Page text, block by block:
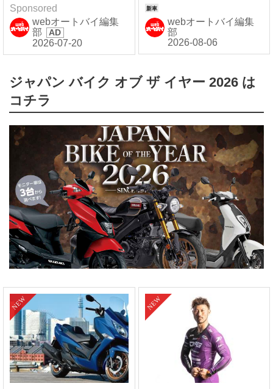
Sponsored
webオートバイ編集
部
webオートバイ編集
部
ジャパン バイク オブ ザ イヤー 2026 は
コチラ